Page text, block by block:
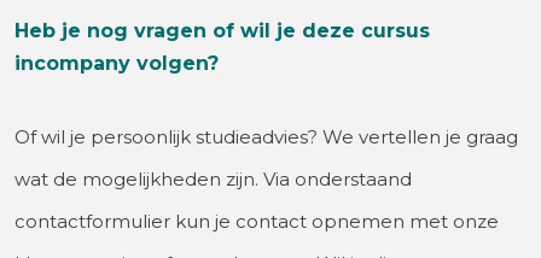
Heb je nog vragen of wil je deze cursus
incompany volgen?
Of wil je persoonlijk studieadvies? We vertellen je graag
wat de mogelijkheden zijn. Via onderstaand
contactformulier kun je contact opnemen met onze